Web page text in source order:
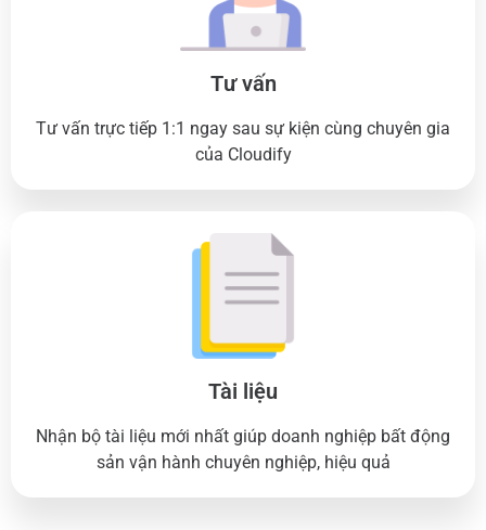
Tư vấn
Tư vấn trực tiếp 1:1 ngay sau sự kiện cùng chuyên gia
của Cloudify
Tài liệu
Nhận bộ tài liệu mới nhất giúp doanh nghiệp bất động
sản vận hành chuyên nghiệp, hiệu quả